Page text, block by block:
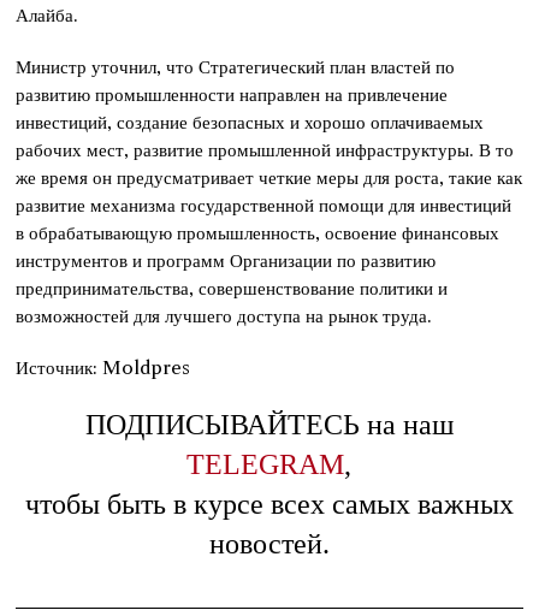
Алайба.
Министр уточнил, что Стратегический план властей по
развитию промышленности направлен на привлечение
инвестиций, создание безопасных и хорошо оплачиваемых
рабочих мест, развитие промышленной инфраструктуры. В то
же время он предусматривает четкие меры для роста, такие как
развитие механизма государственной помощи для инвестиций
в обрабатывающую промышленность, освоение финансовых
инструментов и программ Организации по развитию
предпринимательства, совершенствование политики и
возможностей для лучшего доступа на рынок труда.
Источник: Moldpres
ПОДПИСЫВАЙТЕСЬ на наш
TELEGRAM,
чтобы быть в курсе всех самых важных
новостей.